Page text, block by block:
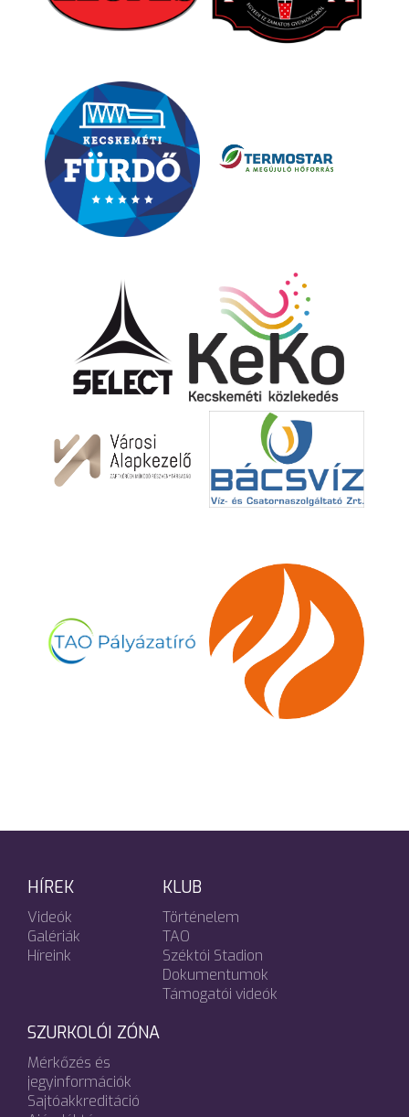
HÍREK
Videók
Galériák
Híreink
KLUB
Történelem
TAO
Széktói Stadion
Dokumentumok
Támogatói videók
SZURKOLÓI ZÓNA
Mérkőzés és
jegyinformációk
Sajtóakkreditáció